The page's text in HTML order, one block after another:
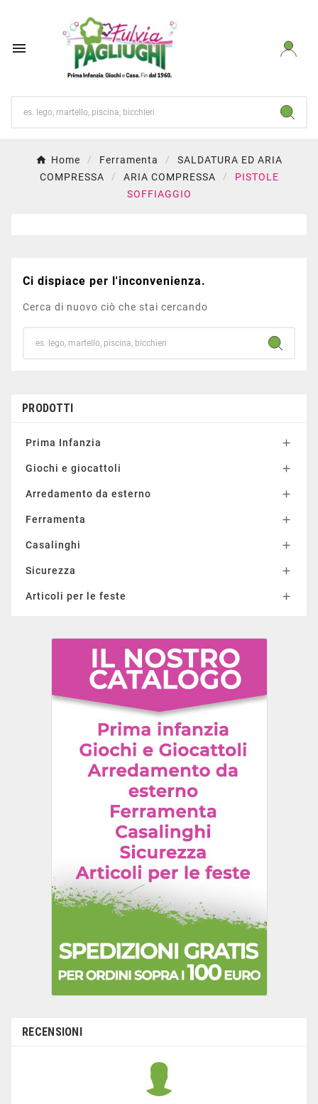

Home Ferramenta
SALDATURA ED ARIA
COMPRESSA
ARIA COMPRESSA
PISTOLE
SOFFIAGGIO
Ci dispiace per l'inconvenienza.
Cerca di nuovo ciò che stai cercando
PRODOTTI
Prima Infanzia 
Giochi e giocattoli 
Arredamento da esterno 
Ferramenta 
Casalinghi 
Sicurezza 
Articoli per le feste 
RECENSIONI